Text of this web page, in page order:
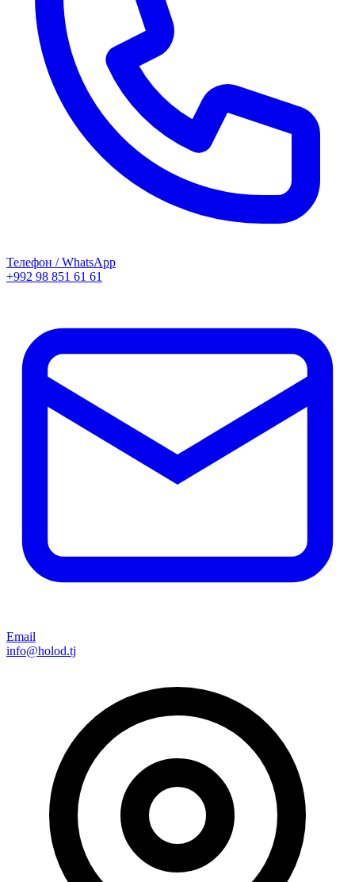
Телефон / WhatsApp
+992 98 851 61 61
Email
info@holod.tj